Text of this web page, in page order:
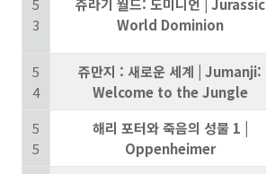
5
3
쥬라기 월드: 도미니언 | Jurassic
World Dominion
5
4
쥬만지 : 새로운 세계 | Jumanji:
Welcome to the Jungle
5
5
해리 포터와 죽음의 성물 1 |
Oppenheimer